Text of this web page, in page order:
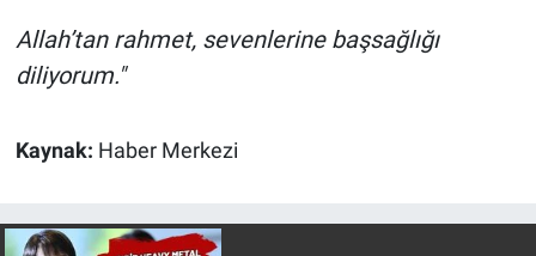
Allah’tan rahmet, sevenlerine başsağlığı
diliyorum."
Kaynak: Haber Merkezi